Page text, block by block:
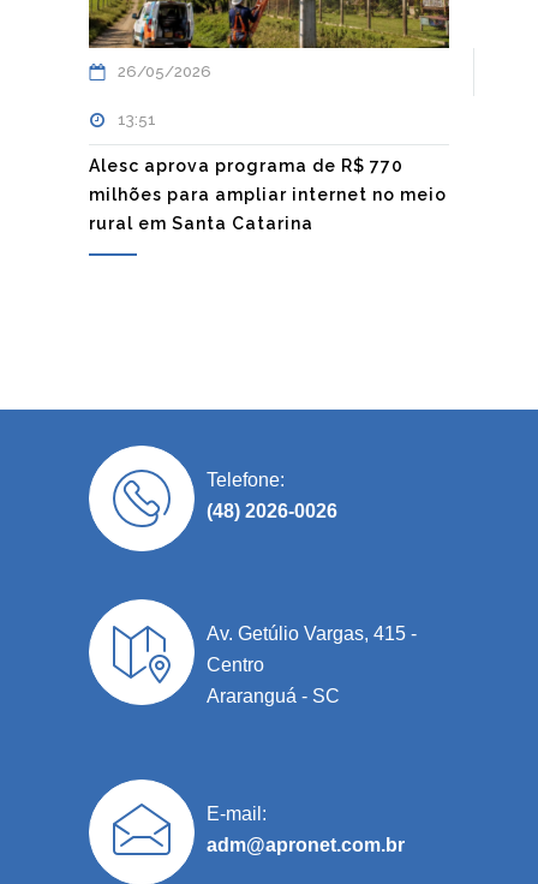
26/05/2026
13:51
Alesc aprova programa de R$ 770
milhões para ampliar internet no meio
rural em Santa Catarina
Telefone:
(48) 2026-0026
Av. Getúlio Vargas, 415 -
Centro
Araranguá - SC
E-mail:
adm@apronet.com.br